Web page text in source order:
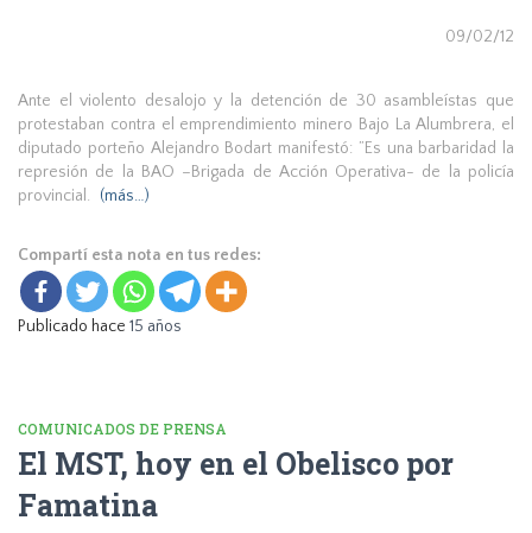
09/02/12
Ante el violento desalojo y la detención de 30 asambleístas que
protestaban contra el emprendimiento minero Bajo La Alumbrera, el
diputado porteño Alejandro Bodart manifestó: ”Es una barbaridad la
represión de la BAO –Brigada de Acción Operativa- de la policía
provincial.
(más…)
Compartí esta nota en tus redes:
Publicado hace 15 años
COMUNICADOS DE PRENSA
El MST, hoy en el Obelisco por
Famatina